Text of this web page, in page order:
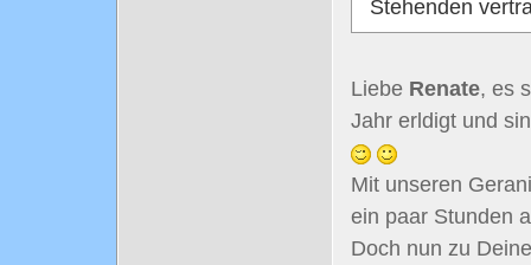
Stehenden
Liebe Renate, es
Jahr erldigt und
Mit unseren
ein paar Stunden
Doch nun zu